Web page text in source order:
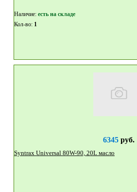
Наличие: eсть на складе
Кол-во: 1
6345руб.
Syntrax Universal 80W-90, 20L масло